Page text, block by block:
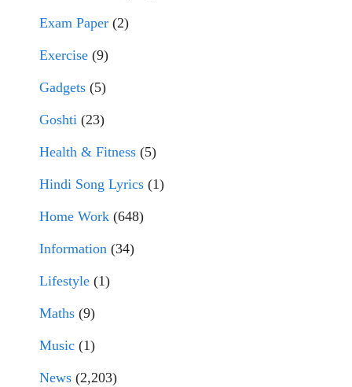
Exam Paper (2)
Exercise (9)
Gadgets (5)
Goshti (23)
Health & Fitness (5)
Hindi Song Lyrics (1)
Home Work (648)
Information (34)
Lifestyle (1)
Maths (9)
Music (1)
News (2,203)